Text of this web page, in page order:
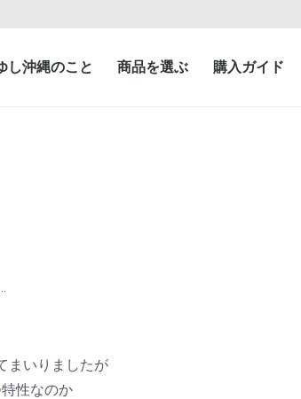
し沖縄のこと 商品を選ぶ 購入ガイド
まいりましたが
性なのか